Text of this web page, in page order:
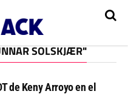
SOLSKJÆR"
de Keny Arroyo en el